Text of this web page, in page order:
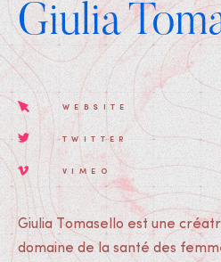
Giulia
WEBSITE
TWITTER
VIMEO
Giulia Tomasello est une
domaine de la santé des